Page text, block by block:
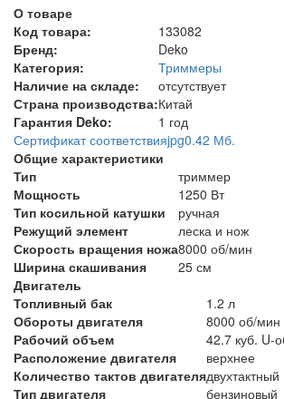
О товаре
Код товара:
133082
Бренд:
Deko
Категория:
Триммеры
Наличие на складе:
отсутствует
Страна производства:Китай
Гарантия Deko:
1 год
Сертификат соответствияjpg0.42 Мб.
Общие характеристики
Тип
триммер
Мощность
1250 Вт
Тип косильной катушки
ручная
Режущий элемент
леска и нож
Скорость вращения ножа8000 об/мин
Ширина скашивания
25 см
Двигатель
Топливный бак
1.2 л
Обороты двигателя
8000 об/мин
Рабочий объем
42.7 куб. U-
Расположение двигателя
верхнее
Количество тактов двигателядвухтактный
Тип двигателя
бензиновый